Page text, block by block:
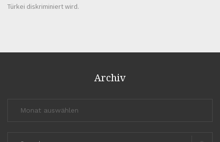
Türkei diskriminiert wird.
Archiv